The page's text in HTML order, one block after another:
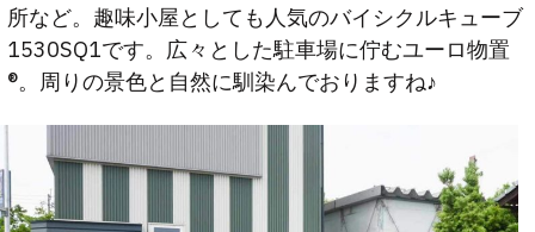
所など。趣味小屋としても人気のバイシクルキューブ
1530SQ1です。広々とした駐車場に佇むユーロ物置
®︎。周りの景色と自然に馴染んでおりますね♪